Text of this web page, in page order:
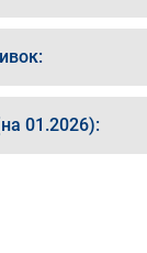
01.2026):